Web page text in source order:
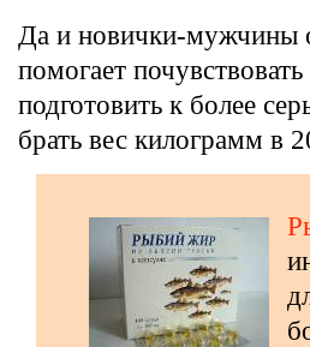
Да и новички-мужчины
помогает
подготовить к более
брать вес килограмм в